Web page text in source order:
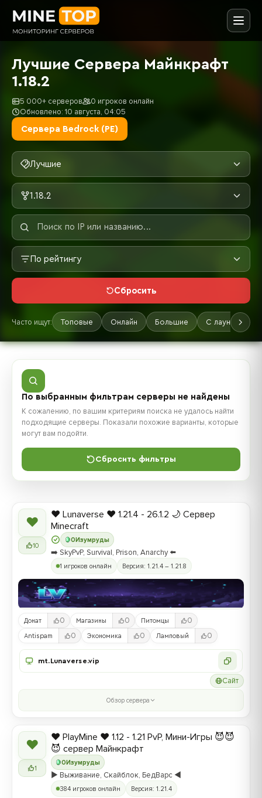
Лучшие Сервера Майнкрафт
1.18.2
5 000+ серверов
0 игроков онлайн
Обновлено: 10 августа, 04:05
Сервера Bedrock (PE)
Лучшие
1.18.2
По рейтингу
Сбросить
Часто ищут: Топовые Онлайн Большие С лаунчером
По выбранным фильтрам серверы не найдены
К сожалению, по вашим критериям поиска не удалось найти
подходящие серверы. Показали похожие варианты, которые
могут вам подойти.
Сбросить фильтры
❤
10
0Изумруды
❤️ Lunaverse ❤️ 1.21.4 - 26.1.2 🌙 Сервер
Minecraft
➡️ SkyPvP, Survival, Prison, Anarchy ⬅️
1 игроков онлайн Версия: 1.21.4 – 1.21.8
Донат 0 Магазины 0 Питомцы 0
Antispam 0 Экономика 0 Ламповый 0
mt.Lunaverse.vip
Сайт
Обзор сервера
❤
1
0Изумруды
❤️ PlayMine ❤️ 1.12 - 1.21 PvP, Мини-Игры 😈😈
😈 сервер Майнкрафт
▶️ Выживание, Скайблок, БедВарс ◀️
384 игроков онлайн Версия: 1.21.4